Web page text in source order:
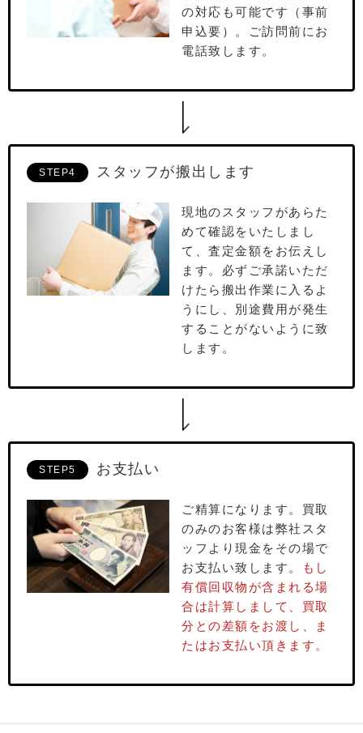
の対応も可能です（事前
申込要）。ご訪問前にお
電話致します。
STEP4 スタッフが搬出します
現地のスタッフがあらた
めて確認をいたしまし
て、査定⾦額をお伝えし
ます。必ずご承諾いただ
けたら搬出作業に⼊るよ
うにし、別途費⽤が発⽣
することがないように致
します。
STEP5 お支払い
ご精算になります。買取
のみのお客様は弊社スタ
ッフより現⾦をその場で
お⽀払い致します。
もし
有償回収物が含まれる場
合は計算しまして、買取
分との差額をお渡し、ま
たはお⽀払い頂きます。